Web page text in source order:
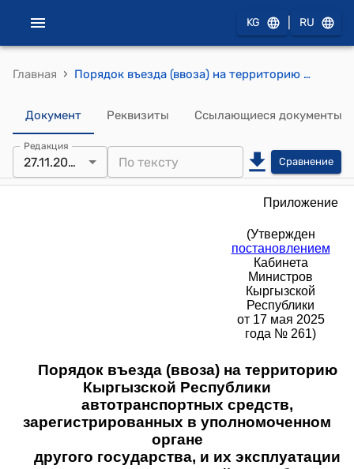
KG RU
Главная › Порядок въезда (ввоза) на территорию Кыргызской Республики автотранспортных средств, зарегистрированных в уполномоченном органе другого государства, и их эксплуатации на территории Кыргызской Республики, а также выезда (вывоза) автотранспортных средств за пределы Кыргызской Республики (приложение к постановлению Кабинета Министров КР от 17 мая 2025 года № 261)
Документ Реквизиты Ссылающиеся документы
Редакция
27.11.2025 Сравнение